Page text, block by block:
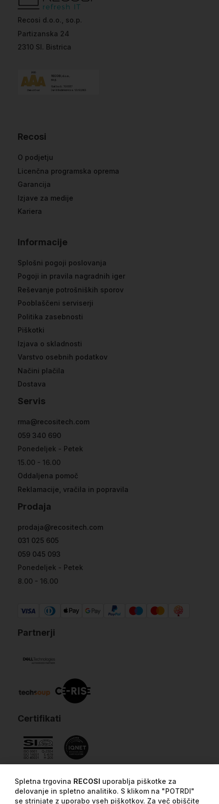
Recosi d.o.o., so.p.
Partizanska 24
2310 Sl. Bistrica
Recosi
O podjetju
Licenčna programska oprema
Garancija
Izjave za medije
Kariera
Informacije
Splošni pogoji poslovanja
Pogoji in pravila nagradnih iger
Reševanje potrošniških sporov
Pooblaščeni serviserji
Politika zasebnosti
Piškotki
Izjava o skladnosti
Varstvo osebnih podatkov
Načini plačila
Dostava
Servis
rma@recositech.com
059 340 690
Ponedeljek - Petek
15.00 - 16.00
Oddaljena pomoč
Reklamacije, vračila in popravila
Prodaja
prodaja@recositech.com
031 025 605
059 045 093
Ponedeljek - Petek
8.00 - 16.00
Partnerji
Certifikati
Spletna trgovina RECOSI uporablja piškotke za
delovanje in spletno analitiko. S klikom na "POTRDI"
se strinjate z uporabo vseh piškotkov. Za več obiščite